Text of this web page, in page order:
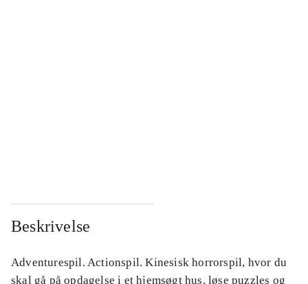
Beskrivelse
Adventurespil. Actionspil. Kinesisk horrorspil, hvor du
skal gå på opdagelse i et hjemsøgt hus, løse puzzles og